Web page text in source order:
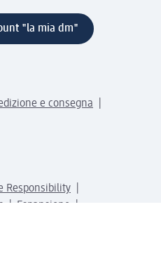
"la mia dm"
e consegna
Responsibility
Espansione